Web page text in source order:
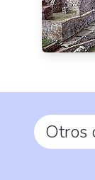
Otros